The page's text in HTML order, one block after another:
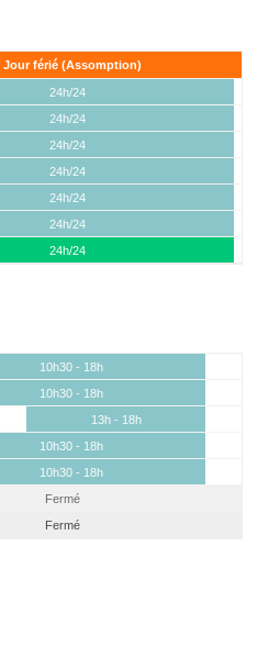
Jour férié (Assomption)
24h/24
24h/24
24h/24
24h/24
24h/24
24h/24
24h/24
10h30 - 18h
10h30 - 18h
13h - 18h
10h30 - 18h
10h30 - 18h
Fermé
Fermé